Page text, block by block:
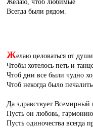
Всегда были рядом.
Желаю целоваться от души,
Чтобы хотелось петь и
Чтоб дни все были чудно
Чтоб некогда было
Да здравствует Всемирный
Пусть он любовь, гармонию
Пусть одиночества всегда